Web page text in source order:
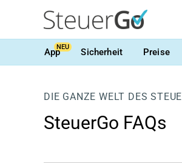
AppNEU Sicherheit Preise
DIE GANZE WELT DES
SteuerGo FAQs